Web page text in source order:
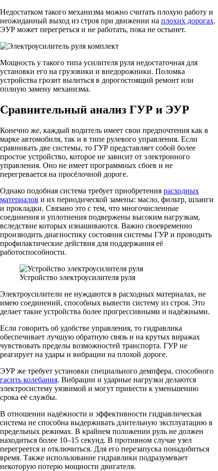
Недостатком такого механизма можно считать плохую работу и
неожиданный выход из строя при движении на плохих дорогах.
ЭУР может перегреться и не работать, пока не остынет.
Мощность у такого типа усилителя руля недостаточная для
установки его на грузовики и внедорожники. Поломка
устройства грозит вылиться в дорогостоящий ремонт или
полную замену механизма.
Сравнительный анализ ГУР и ЭУР
Конечно же, каждый водитель имеет свои предпочтения как в
марке автомобиля, так и в типе рулевого управления. Если
сравнивать две системы, то ГУР представляет собой более
простое устройство, которое не зависит от электронного
управления. Оно не имеет программных сбоев и не
перегревается на просёлочной дороге.
Однако подобная система требует приобретения расходных
материалов и их периодической замены: масло, фильтр, шланги
и прокладки. Связано это с тем, что многочисленные
соединения и уплотнения подвержены высоким нагрузкам,
вследствие которых изнашиваются. Важно своевременно
производить диагностику состояния системы ГУР и проводить
профилактические действия для поддержания её
работоспособности.
Устройство электроусилителя руля
Электроусилители не нуждаются в расходных материалах, не
имею соединений, способных вывести систему из строя. Это
делает такие устройства более прогрессивными и надёжными.
Если говорить об удобстве управления, то гидравлика
обеспечивает лучшую обратную связь и на крутых виражах
чувствовать пределы возможностей транспорта. ГУР не
реагирует на удары и вибрации на плохой дороге.
ЭУР же требует установки специального демпфера, способного
гасить колебания. Вибрации и ударные нагрузки делаются
электросистему уязвимой и могут привести к уменьшению
срока её службы.
В отношении надёжности и эффективности гидравлическая
система не способна выдерживать длительную эксплуатацию в
предельных режимах. В крайнем положении руль не должен
находиться более 10–15 секунд. В противном случае узел
перегреется и отключиться. Для его перезапуска понадобиться
время. Также использование гидравлики подразумевает
некоторую потерю мощности двигателя.